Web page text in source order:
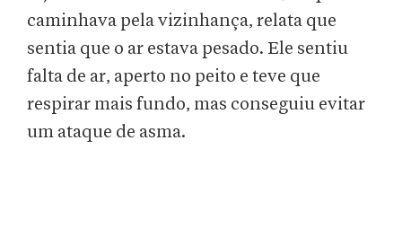
caminhava pela vizinhança, relata que
sentia que o ar estava pesado. Ele sentiu
falta de ar, aperto no peito e teve que
respirar mais fundo, mas conseguiu evitar
um ataque de asma.